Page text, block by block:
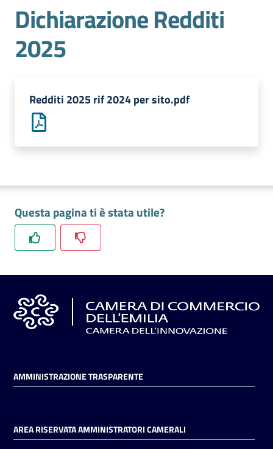
l'impresa
Promuovere
territorio
l'Impresa
il
Consumatore
L'impresa
digitale
Prenotazioni
Pagamenti
on line
Dichiarazione Redditi
2025
Redditi 2025 rif 2024 per sito.pdf
Questa pagina ti è stata utile?
AMMINISTRAZIONE TRASPARENTE
AREA RISERVATA AMMINISTRATORI CAMERALI